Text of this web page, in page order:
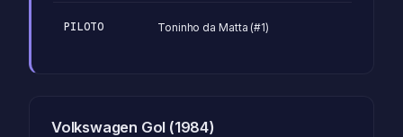
PILOTO Toninho da Matta (#1)
Volkswagen Gol (1984)